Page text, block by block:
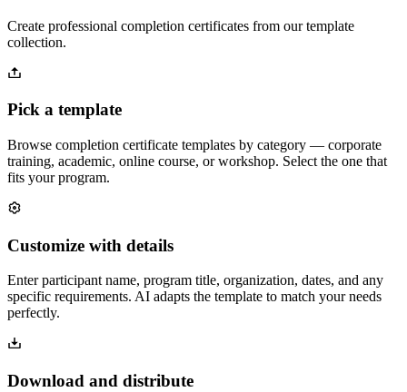
Create professional completion certificates from our template
collection.
Pick a template
Browse completion certificate templates by category — corporate
training, academic, online course, or workshop. Select the one that
fits your program.
Customize with details
Enter participant name, program title, organization, dates, and any
specific requirements. AI adapts the template to match your needs
perfectly.
Download and distribute